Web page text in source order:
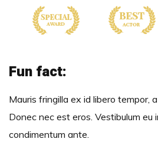
Fun fact:
Mauris fringilla ex id libero tempor,
Donec nec est eros. Vestibulum eu
condimentum ante.